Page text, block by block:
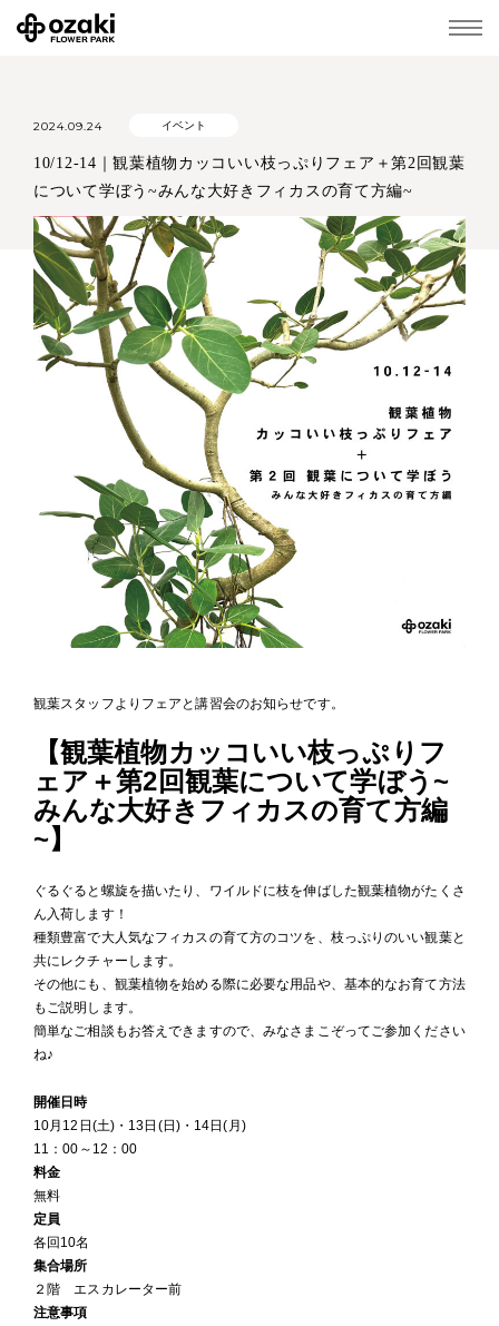
2024.09.24 イベント
10/12-14｜観葉植物カッコいい枝っぷりフェア＋第2回観葉
について学ぼう~みんな大好きフィカスの育て方編~
観葉スタッフよりフェアと講習会のお知らせです。
【観葉植物カッコいい枝っぷりフ
ェア＋第2回観葉について学ぼう~
みんな大好きフィカスの育て方編
~】
ぐるぐると螺旋を描いたり、ワイルドに枝を伸ばした観葉植物がたくさ
ん入荷します！
種類豊富で大人気なフィカスの育て方のコツを、枝っぷりのいい観葉と
共にレクチャーします。
その他にも、観葉植物を始める際に必要な用品や、基本的なお育て方法
もご説明します。
簡単なご相談もお答えできますので、みなさまこぞってご参加ください
ね♪
開催日時
10月12日(土)・13日(日)・14日(月)
11：00～12：00
料金
無料
定員
各回10名
集合場所
２階 エスカレーター前
注意事項